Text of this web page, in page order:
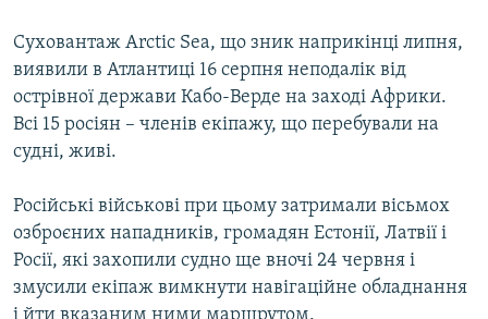
МУЛЬТИМЕДІА
ФОТО
СПЕЦПРОЄКТИ
КРИМ РЕАЛІЇ
РУС
УКР
Суховантаж Arctic Sea, що зник наприкінці липня,
виявили в Атлантиці 16 серпня неподалік від
острівної держави Кабо-Верде на заході Африки.
Всі 15 росіян – членів екіпажу, що перебували на
судні, живі.
Російські військові при цьому затримали вісьмох
озброєних нападників, громадян Естонії, Латвії і
Росії, які захопили судно ще вночі 24 червня і
змусили екіпаж вимкнути навігаційне обладнання